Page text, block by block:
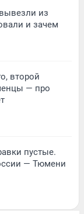
из
и зачем
второй
— про
пустые.
— Тюмени